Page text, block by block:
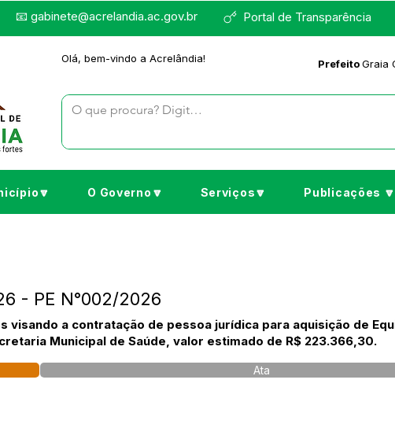
Portal de Transparência
📧 gabinete@acrelandia.ac.gov.br
Olá, bem-vindo a Acrelândia! PrefeitoGraia
O Governo🔽 Serviços🔽 Publicações 🔽
- PE N°002/2026
visando a contratação de pessoa jurídica para aquisição de
Municipal de Saúde, valor estimado de R$ 223.366,30.
Ata